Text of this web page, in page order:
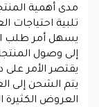
مدى أهمية
تلبية احتياجات
يسهل أمر طلب
إلى وصول
يقتصر الأمر
يتم الشحن إلى
العروض الكثيرة